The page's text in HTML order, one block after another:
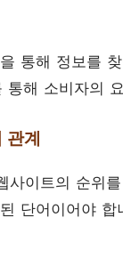
통해 정보를
통해 소비자의
계
사이트의 순위
단어이어야 합